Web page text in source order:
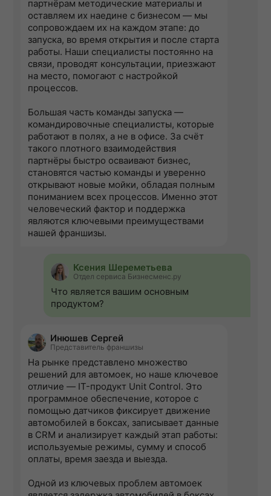
партнёрам методические материалы и
оставляем их наедине с бизнесом — мы
сопровождаем их на каждом этапе: до
запуска, во время открытия и после старта
работы. Наши специалисты постоянно на
связи, проводят консультации, приезжают
на место, помогают с настройкой
процессов.
Большая часть команды запуска —
командировочные специалисты, которые
работают в полях, а не в офисе. За счёт
такого плотного взаимодействия
партнёры быстро осваивают бизнес,
становятся частью команды и уверенно
открывают новые мойки, обладая полным
пониманием всех процессов. Именно этот
человеческий фактор и поддержка
являются ключевыми преимуществами
нашей франшизы.
Ксения Шереметьева
Отдел сервиса Бизнесменс.ру
Что является вашим основным
продуктом?
Инюшев Сергей
Представитель франшизы
На рынке представлено множество
решений для автомоек, но наше ключевое
отличие — IT-продукт Unit Control. Это
программное обеспечение, которое с
помощью датчиков фиксирует движение
автомобилей в боксах, записывает данные
в CRM и анализирует каждый этап работы:
используемые режимы, сумму и способ
оплаты, время заезда и выезда.
Одной из ключевых проблем автомоек